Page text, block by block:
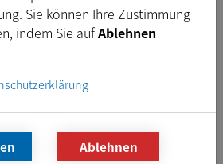
außerdem die Firmware für USB3
Funktionen wie Ereignisse und
eine Vielzahl neuer
ermöglichen*. Darüber
Interoperabilitätsbibliotheken
Kompatibilität mit verschiedener
erweitern und den Benutzern
Sie können Ihre Zustimmung
indem Sie aufAblehnen
Ablehnen